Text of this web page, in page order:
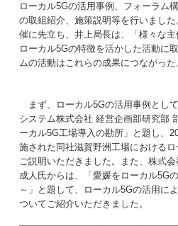
ローカル5Gの活用事例、フォーラム
の取組紹介、施策説明等を行いました
催に先立ち、井上局長は、「様々な主
ローカル5Gの特徴を活かした活動に
ムの活動はこれらの成果につながった
まず、ローカル5Gの活用事例とし
システム株式会社 経営企画部研究部
ーカル5G工場導入の勘所」と題し、
施された同社滋賀野洲工場における
ご説明いただきました。また、株式
成人氏からは、「愛媛をローカル5G
～」と題して、ローカル5Gの活用に
ついてご紹介いただきました。